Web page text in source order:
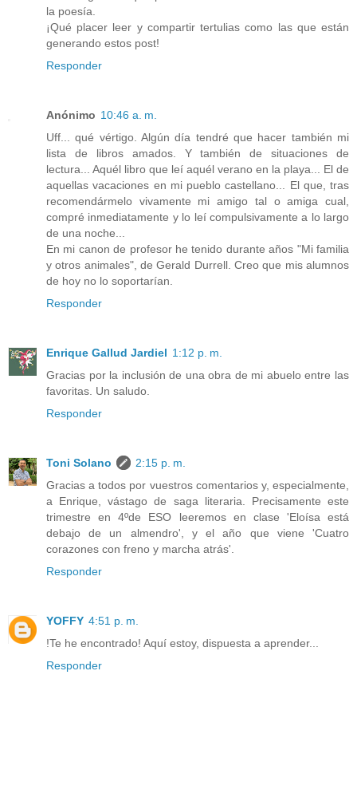
la poesía.
¡Qué placer leer y compartir tertulias como las que están
generando estos post!
Responder
Anónimo 10:46 a. m.
Uff... qué vértigo. Algún día tendré que hacer también mi
lista de libros amados. Y también de situaciones de
lectura... Aquél libro que leí aquél verano en la playa... El de
aquellas vacaciones en mi pueblo castellano... El que, tras
recomendármelo vivamente mi amigo tal o amiga cual,
compré inmediatamente y lo leí compulsivamente a lo largo
de una noche...
En mi canon de profesor he tenido durante años "Mi familia
y otros animales", de Gerald Durrell. Creo que mis alumnos
de hoy no lo soportarían.
Responder
Enrique Gallud Jardiel 1:12 p. m.
Gracias por la inclusión de una obra de mi abuelo entre las
favoritas. Un saludo.
Responder
Toni Solano
2:15 p. m.
Gracias a todos por vuestros comentarios y, especialmente,
a Enrique, vástago de saga literaria. Precisamente este
trimestre en 4ºde ESO leeremos en clase 'Eloísa está
debajo de un almendro', y el año que viene 'Cuatro
corazones con freno y marcha atrás'.
Responder
YOFFY 4:51 p. m.
!Te he encontrado! Aquí estoy, dispuesta a aprender...
Responder